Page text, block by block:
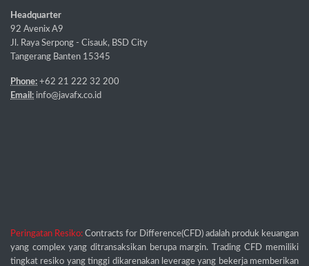
Headquarter
92 Avenix A9
Jl. Raya Serpong - Cisauk, BSD City
Tangerang Banten 15345
Phone: +62 21 222 32 200
Email: info@javafx.co.id
Peringatan Resiko: Contracts for Difference(CFD) adalah produk keuangan
yang complex yang ditransaksikan berupa margin. Trading CFD memiliki
tingkat resiko yang tinggi dikarenakan leverage yang bekerja memberikan